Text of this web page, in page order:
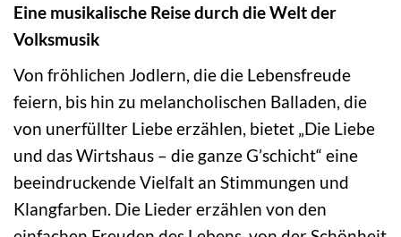
Eine musikalische Reise durch die Welt der
Volksmusik
Von fröhlichen Jodlern, die die Lebensfreude
feiern, bis hin zu melancholischen Balladen, die
von unerfüllter Liebe erzählen, bietet „Die Liebe
und das Wirtshaus – die ganze G’schicht“ eine
beeindruckende Vielfalt an Stimmungen und
Klangfarben. Die Lieder erzählen von den